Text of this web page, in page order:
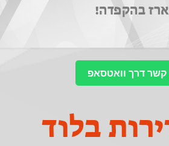
בהקפדה!
קשר דרך וואטסאפ
בלוד